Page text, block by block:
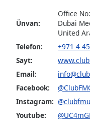
in-
Picture
window.
Beginning
Ünvan:
Office
Dubai
United
Telefon:
+971 4
Sayt:
Email:
Facebook:
Instagram:
Youtube: